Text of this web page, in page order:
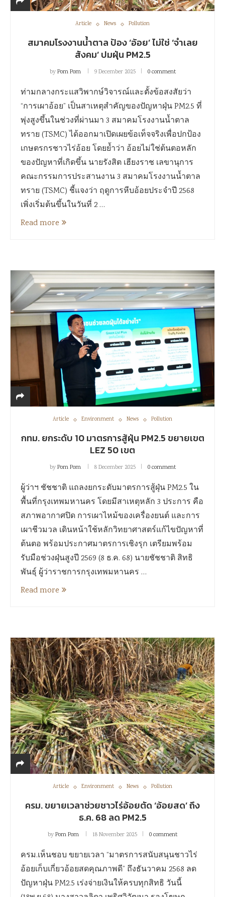
Article News Pollution
สมาคมโรงงานน้ำตาล ป้อง ‘อ้อย’ ไม่ใช่ ‘จำเลย
สังคม’ ปมฝุ่น PM2.5
byPom Pom 9 December 2025 0 comment
ท่ามกลางกระแสวิพากษ์วิจารณ์และตั้งข้อสงสัยว่า
“การเผาอ้อย” เป็นสาเหตุสำคัญของปัญหาฝุ่น PM2.5 ที่
พุ่งสูงขึ้นในช่วงที่ผ่านมา 3 สมาคมโรงงานน้ำตาล
ทราย (TSMC) ได้ออกมาเปิดเผยข้อเท็จจริงเพื่อปกป้อง
เกษตรกรชาวไร่อ้อย โดยย้ำว่า อ้อยไม่ใช่ต้นตอหลัก
ของปัญหาที่เกิดขึ้น นายรังสิต เฮียงราช เลขานุการ
คณะกรรมการประสานงาน 3 สมาคมโรงงานน้ำตาล
ทราย (TSMC) ชี้แจงว่า ฤดูการหีบอ้อยประจำปี 2568
เพิ่งเริ่มต้นขึ้นในวันที่ 2 …
Read more
Article Environment News Pollution
กทม. ยกระดับ 10 มาตรการสู้ฝุ่น PM2.5 ขยายเขต
LEZ 50 เขต
byPom Pom 8 December 2025 0 comment
ผู้ว่าฯ ชัชชาติ แถลงยกระดับมาตรการสู้ฝุ่น PM2.5 ใน
พื้นที่กรุงเทพมหานคร โดยมีสาเหตุหลัก 3 ประการ คือ
สภาพอากาศปิด การเผาไหม้ของเครื่องยนต์ และการ
เผาชีวมวล เดินหน้าใช้หลักวิทยาศาสตร์แก้ไขปัญหาที่
ต้นตอ พร้อมประกาศมาตรการเชิงรุก เตรียมพร้อม
รับมือช่วงฝุ่นสูงปี 2569 (8 ธ.ค. 68) นายชัชชาติ สิทธิ
พันธุ์ ผู้ว่าราชการกรุงเทพมหานคร …
Read more
Article Environment News Pollution
ครม. ขยายเวลาช่วยชาวไร่อ้อยตัด ‘อ้อยสด’ ถึง
ธ.ค. 68 ลด PM2.5
byPom Pom 18 November 2025 0 comment
ครม.เห็นชอบ ขยายเวลา “มาตรการสนับสนุนชาวไร่
อ้อยเก็บเกี่ยวอ้อยสดคุณภาพดี” ถึงธันวาคม 2568 ลด
ปัญหาฝุ่น PM2.5 เร่งจ่ายเงินให้ครบทุกสิทธิ วันนี้